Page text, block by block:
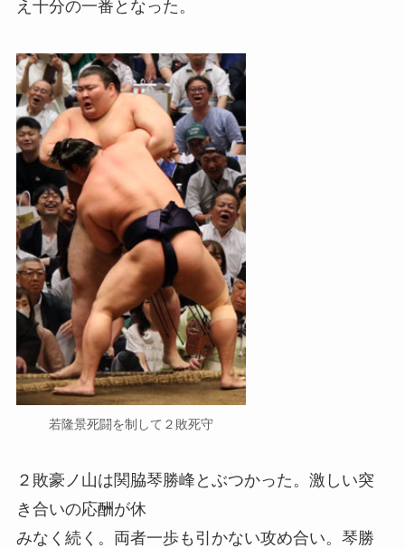
え十分の一番となった。
若隆景死闘を制して２敗死守
２敗豪ノ山は関脇琴勝峰とぶつかった。激しい突
き合いの応酬が休
みなく続く。両者一歩も引かない攻め合い。琴勝